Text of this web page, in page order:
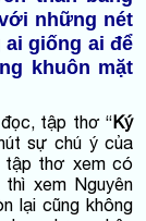
những nét
ai giống ai để
khuôn mặt
tập thơ “Ký
sự chú ý của
tập thơ xem có
xem Nguyên
lại cũng không